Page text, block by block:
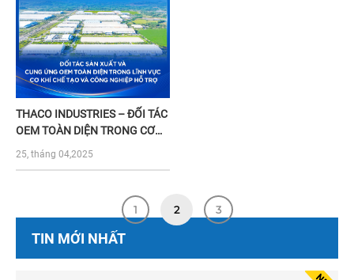
THACO INDUSTRIES – ĐỐI TÁC
OEM TOÀN DIỆN TRONG CƠ
KHÍ CHẾ TẠO VÀ CÔNG
25, tháng 04,2025
1 2 3
TIN MỚI NHẤT